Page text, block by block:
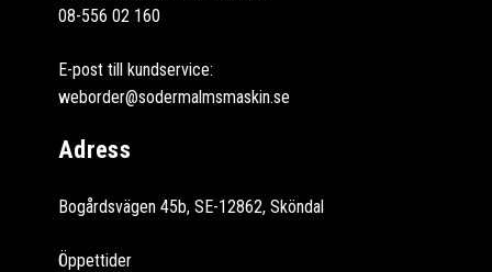
08-556 02 160
E-post till kundservice:
weborder@sodermalmsmaskin.se
Adress
Bogårdsvägen 45b, SE-12862, Sköndal
Öppettider